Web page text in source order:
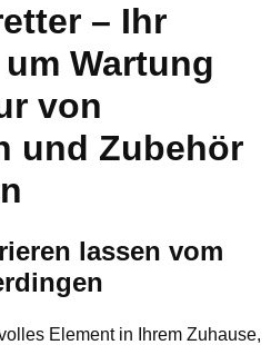
– Ihr
Wartung
von
und Zubehör
lassen vom
Element in Ihrem Zuhause,